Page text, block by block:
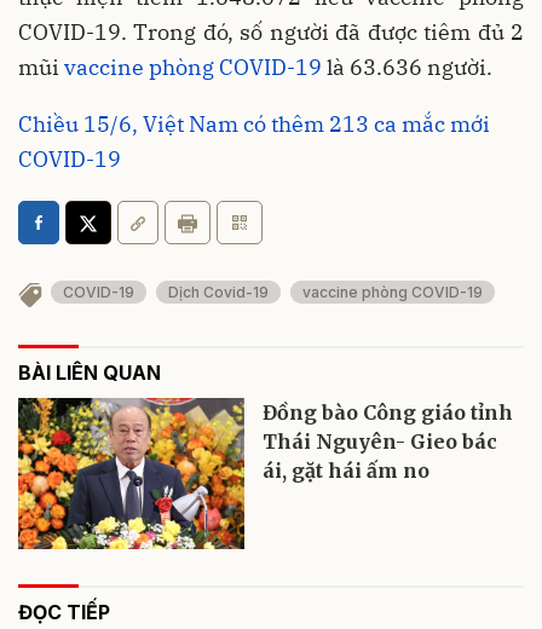
COVID-19. Trong đó, số người đã được tiêm đủ 2
mũi vaccine phòng COVID-19 là 63.636 người.
Chiều 15/6, Việt Nam có thêm 213 ca mắc mới
COVID-19
COVID-19 Dịch Covid-19 vaccine phòng COVID-19
BÀI LIÊN QUAN
Đồng bào Công giáo tỉnh
Thái Nguyên- Gieo bác
ái, gặt hái ấm no
ĐỌC TIẾP